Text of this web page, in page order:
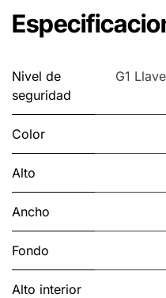
Nivel de
seguridad
G1
Color
Alto
Ancho
Fondo
Alto interior